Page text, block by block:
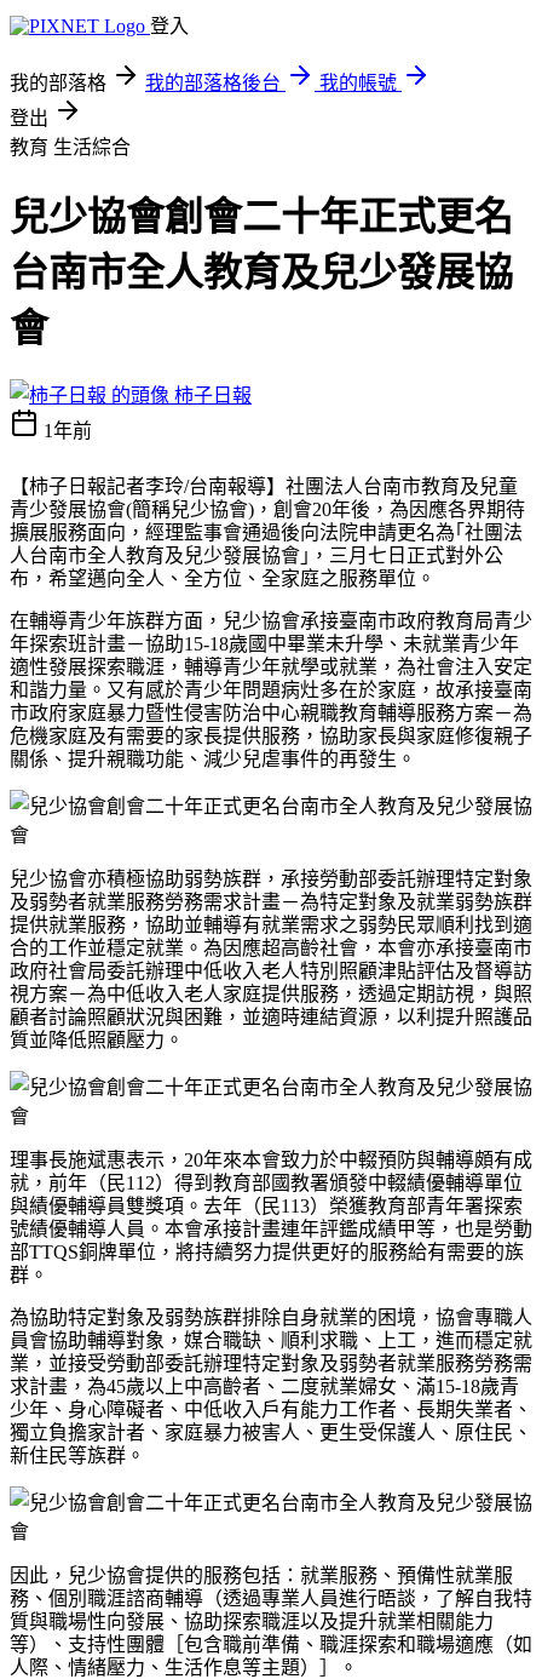
登入
我的部落格 我的部落格後台
我的帳號
登出
教育 生活綜合
兒少協會創會二十年正式更名
台南市全人教育及兒少發展協
會
柿子日報
1年前
【柿子日報記者李玲/台南報導】社團法人台南市教育及兒童
青少發展協會(簡稱兒少協會) ，創會20年後，為因應各界期待
擴展服務面向，經理監事會通過後向法院申請更名為｢社團法
人台南市全人教育及兒少發展協會｣，三月七日正式對外公
布，希望邁向全人、全方位、全家庭之服務單位。
在輔導青少年族群方面，兒少協會承接臺南市政府教育局青少
年探索班計畫－協助15-18歲國中畢業未升學、未就業青少年
適性發展探索職涯，輔導青少年就學或就業，為社會注入安定
和諧力量。又有感於青少年問題病灶多在於家庭，故承接臺南
市政府家庭暴力暨性侵害防治中心親職教育輔導服務方案－為
危機家庭及有需要的家長提供服務，協助家長與家庭修復親子
關係、提升親職功能、減少兒虐事件的再發生。
兒少協會亦積極協助弱勢族群，承接勞動部委託辦理特定對象
及弱勢者就業服務勞務需求計畫－為特定對象及就業弱勢族群
提供就業服務，協助並輔導有就業需求之弱勢民眾順利找到適
合的工作並穩定就業。為因應超高齡社會，本會亦承接臺南市
政府社會局委託辦理中低收入老人特別照顧津貼評估及督導訪
視方案－為中低收入老人家庭提供服務，透過定期訪視，與照
顧者討論照顧狀況與困難，並適時連結資源，以利提升照護品
質並降低照顧壓力。
理事長施斌惠表示， 20年來本會致力於中輟預防與輔導頗有成
就，前年（民112）得到教育部國教署頒發中輟績優輔導單位
與績優輔導員雙獎項。去年（民113）榮獲教育部青年署探索
號績優輔導人員。本會承接計畫連年評鑑成績甲等，也是勞動
部TTQS銅牌單位，將持續努力提供更好的服務給有需要的族
群。
為協助特定對象及弱勢族群排除自身就業的困境，協會專職人
員會協助輔導對象，媒合職缺、順利求職、上工，進而穩定就
業，並接受勞動部委託辦理特定對象及弱勢者就業服務勞務需
求計畫，為45歲以上中高齡者、二度就業婦女、滿15-18歲青
少年、身心障礙者、中低收入戶有能力工作者、長期失業者、
獨立負擔家計者、家庭暴力被害人、更生受保護人、原住民、
新住民等族群。
因此，兒少協會提供的服務包括：就業服務、預備性就業服
務、個別職涯諮商輔導（透過專業人員進行晤談，了解自我特
質與職場性向發展、協助探索職涯以及提升就業相關能力
等）、支持性團體［包含職前準備、職涯探索和職場適應（如
人際、情緒壓力、生活作息等主題）］。